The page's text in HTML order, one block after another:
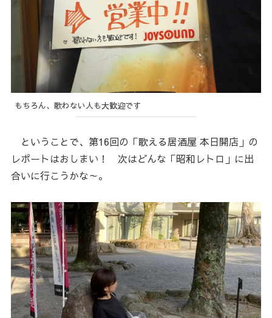
もちろん、歌わない人も大歓迎です
ということで、第16回の「歌える居酒屋 本日開店」の
レポートはおしまい！ 次はどんな「昭和レトロ」に出
合いに行こうかな～。